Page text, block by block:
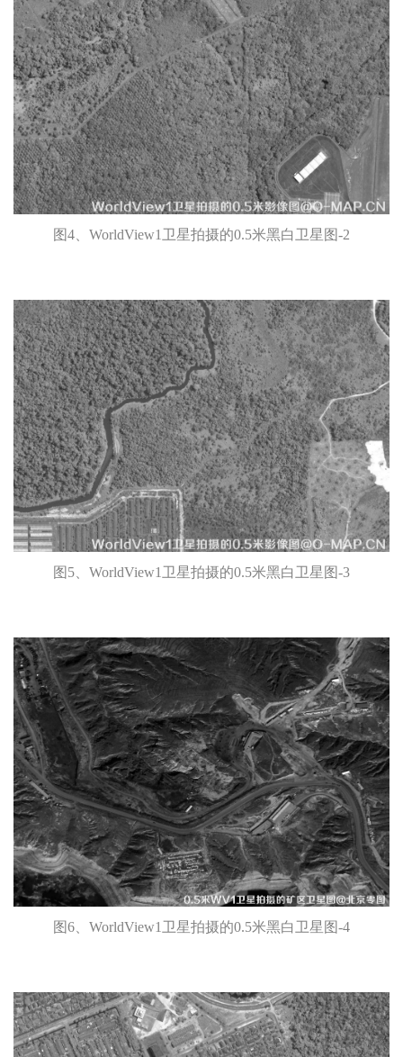
图4、WorldView1卫星拍摄的0.5米黑白卫星图-2
图5、WorldView1卫星拍摄的0.5米黑白卫星图-3
图6、WorldView1卫星拍摄的0.5米黑白卫星图-4